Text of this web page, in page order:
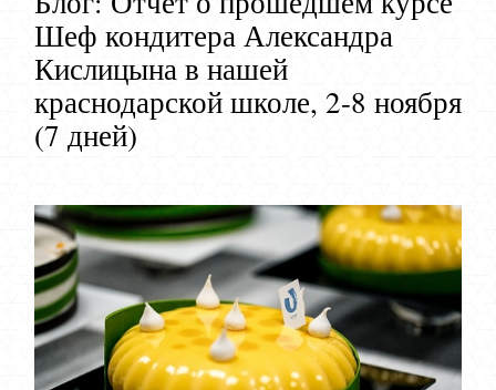
Шеф кондитера Александра
Кислицына в нашей
краснодарской школе, 2-8 ноября
(7 дней)